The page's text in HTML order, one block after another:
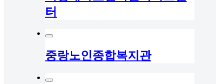
터
중랑노인종합복지관